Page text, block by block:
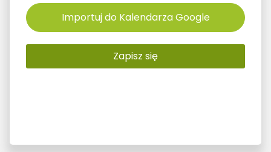
Importuj do Kalendarza Google
Zapisz się